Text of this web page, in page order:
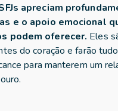
apreciam
e o apoio emocional
podem oferecer. Eles
do coração e farão
para manterem um